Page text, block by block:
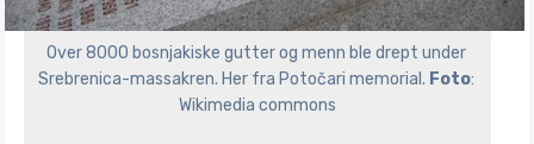
Over 8000 bosnjakiske gutter og menn ble drept under
Srebrenica-massakren. Her fra Potočari memorial. Foto:
Wikimedia commons